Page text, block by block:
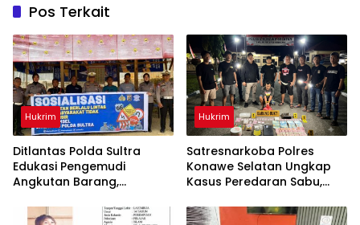
Pos Terkait
Hukrim
Ditlantas Polda Sultra
Edukasi Pengemudi
Angkutan Barang,
Kendaraan Demi
Hukrim
Satresnarkoba Polres
Konawe Selatan Ungkap
Kasus Peredaran Sabu,
Diamankan